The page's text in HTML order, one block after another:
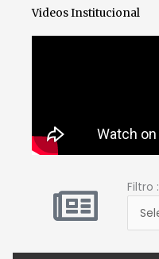
Videos Institucional
Filtro :
Filtro